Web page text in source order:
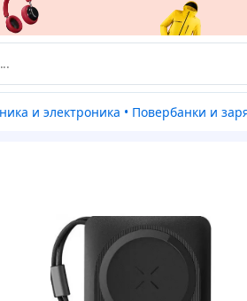
и электроника • Повербанки и зарядные